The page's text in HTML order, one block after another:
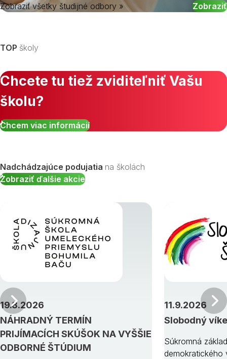
Zobraziť všetky študijné odbory »
TOP školy
Chcete tu tiež zviditeľniť Vašu
školu?
Chcem viac informácií
Nadchádzajúce podujatia na školách
Zobraziť ďalšie akcie
NÁHRADNÝ TERMÍN
PRIJÍMACÍCH SKÚŠOK NA VYŠŠIE
ODBORNÉ ŠTÚDIUM
19.8.2026
Slobodný
11.9.2026
Súkromná
demokratického
Predchádzajúci